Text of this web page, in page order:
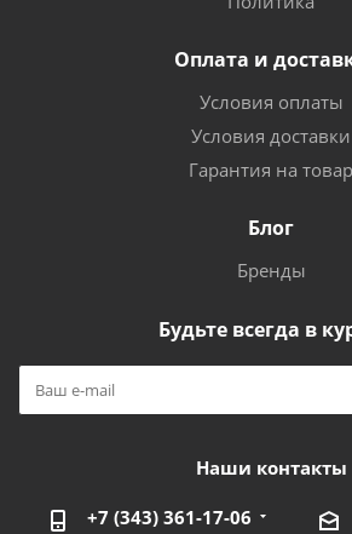
Оплата и
Условия оплаты
Условия доставки
Гарантия на товар
Блог
Бренды
Будьте всегда в
Наши контакты
+7 (343) 361-17-06